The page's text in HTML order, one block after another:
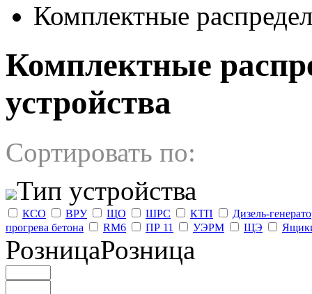
Комплектные
Комплектные
устройства
Сортировать по:
Тип устройства
КСО ВРУ ЩО ШРС КТП
Дизель-
прогрева бетона
RM6 ПР 11 УЭРМ ЩЭ
РозницаРозница